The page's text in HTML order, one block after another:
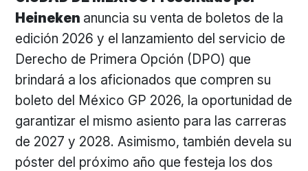
Heineken anuncia su venta de boletos de la
edición 2026 y el lanzamiento del servicio de
Derecho de Primera Opción (DPO) que
brindará a los aficionados que compren su
boleto del México GP 2026, la oportunidad de
garantizar el mismo asiento para las carreras
de 2027 y 2028. Asimismo, también devela su
póster del próximo año que festeja los dos